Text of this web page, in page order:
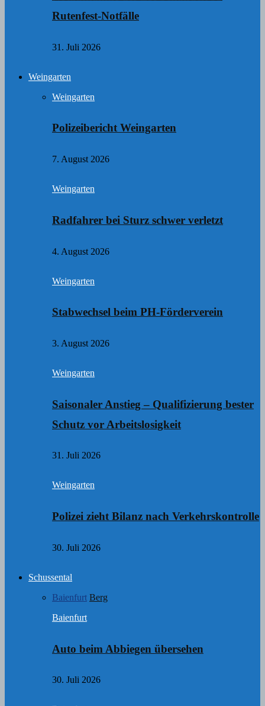
Rutenfest-Notfälle
31. Juli 2026
Weingarten
Weingarten
Polizeibericht Weingarten
7. August 2026
Weingarten
Radfahrer bei Sturz schwer verletzt
4. August 2026
Weingarten
Stabwechsel beim PH-Förderverein
3. August 2026
Weingarten
Saisonaler Anstieg – Qualifizierung bester
Schutz vor Arbeitslosigkeit
31. Juli 2026
Weingarten
Polizei zieht Bilanz nach Verkehrskontrolle
30. Juli 2026
Schussental
Baienfurt Berg
Baienfurt
Auto beim Abbiegen übersehen
30. Juli 2026